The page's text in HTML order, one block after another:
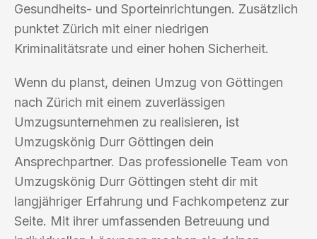
Gesundheits- und Sporteinrichtungen. Zusätzlich
punktet Zürich mit einer niedrigen
Kriminalitätsrate und einer hohen Sicherheit.
Wenn du planst, deinen Umzug von Göttingen
nach Zürich mit einem zuverlässigen
Umzugsunternehmen zu realisieren, ist
Umzugskönig Durr Göttingen dein
Ansprechpartner. Das professionelle Team von
Umzugskönig Durr Göttingen steht dir mit
langjähriger Erfahrung und Fachkompetenz zur
Seite. Mit ihrer umfassenden Betreuung und